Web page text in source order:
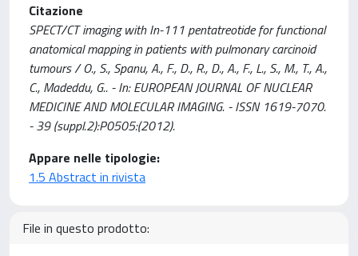
Citazione
SPECT/CT imaging with In-111 pentatreotide for functional
anatomical mapping in patients with pulmonary carcinoid
tumours / O., S., Spanu, A., F., D., R., D., A., F., L., S., M., T., A.,
C., Madeddu, G.. - In: EUROPEAN JOURNAL OF NUCLEAR
MEDICINE AND MOLECULAR IMAGING. - ISSN 1619-7070.
- 39 (suppl.2):P0505:(2012).
Appare nelle tipologie:
1.5 Abstract in rivista
File in questo prodotto: